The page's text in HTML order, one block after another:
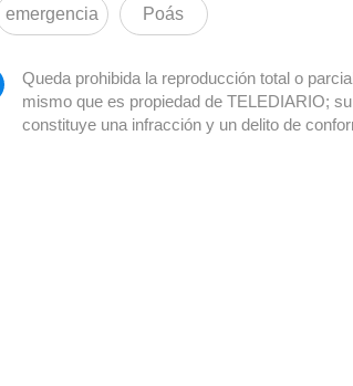
emergencia Poás
Queda prohibida la reproducción total o
mismo que es propiedad de TELEDIARIO;
constituye una infracción y un delito de